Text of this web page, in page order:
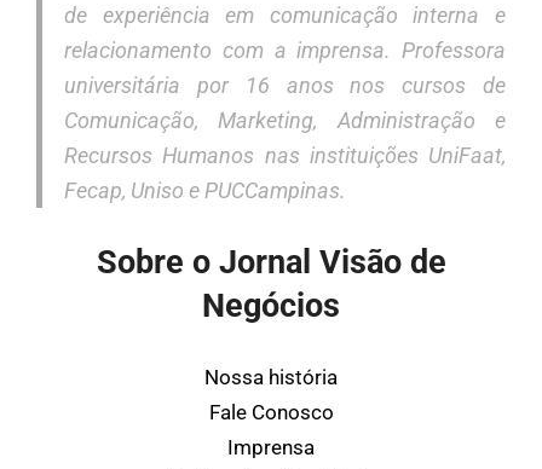
de experiência em comunicação interna e
relacionamento com a imprensa. Professora
universitária por 16 anos nos cursos de
Comunicação, Marketing, Administração e
Recursos Humanos nas instituições UniFaat,
Fecap, Uniso e PUCCampinas.
Sobre o Jornal Visão de
Negócios
Nossa história
Fale Conosco
Imprensa